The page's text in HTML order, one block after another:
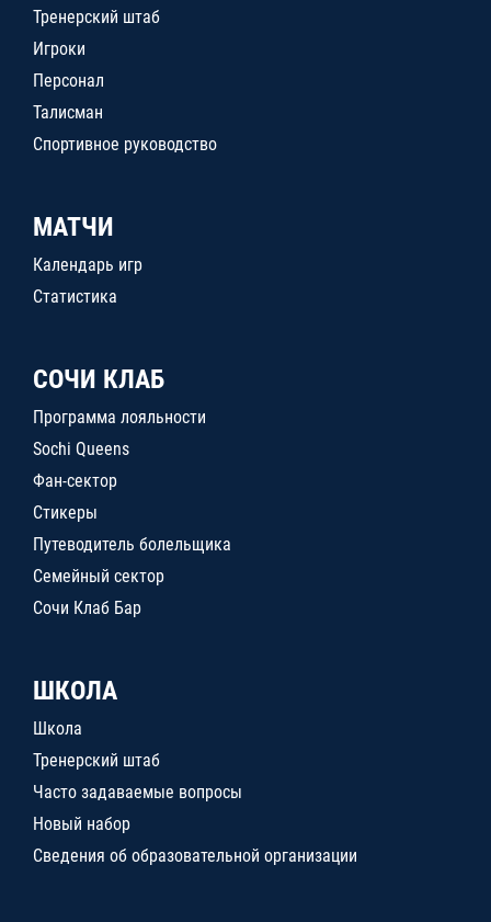
Тренерский штаб
Игроки
Персонал
Талисман
Спортивное руководство
МАТЧИ
Календарь игр
Статистика
СОЧИ КЛАБ
Программа лояльности
Sochi Queens
Фан-сектор
Стикеры
Путеводитель болельщика
Семейный сектор
Сочи Клаб Бар
ШКОЛА
Школа
Тренерский штаб
Часто задаваемые вопросы
Новый набор
Сведения об образовательной организации